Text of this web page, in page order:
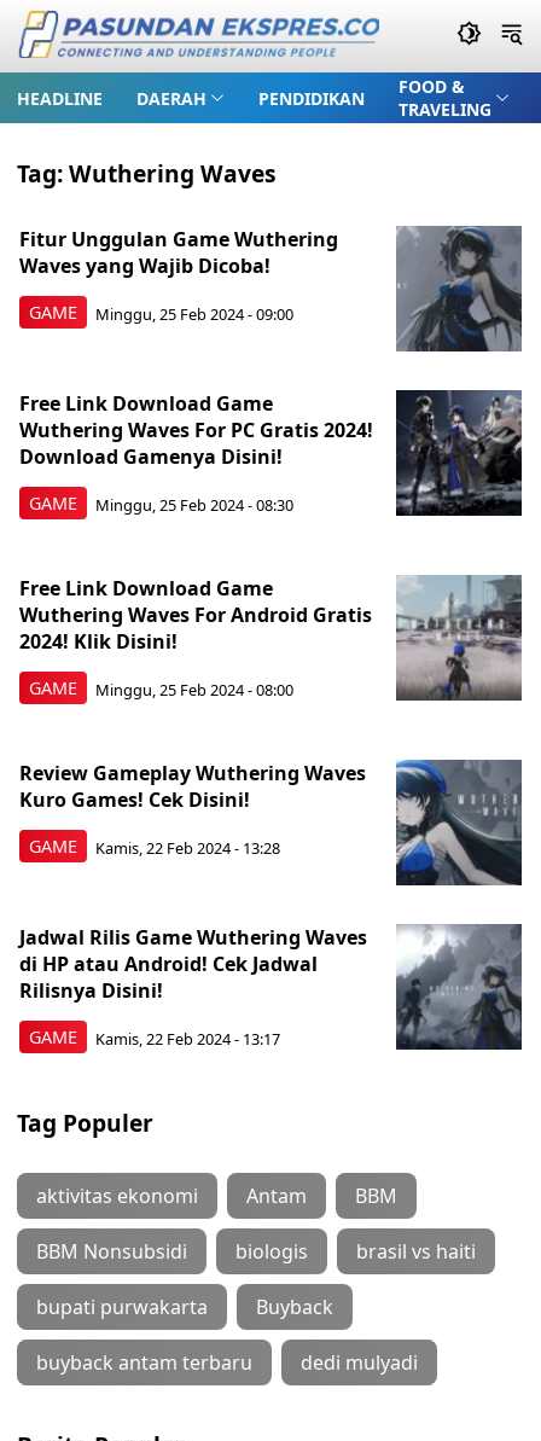
HEADLINE DAERAH PENDIDIKAN
FOOD &
TRAVELING
Tag:Wuthering Waves
GAME
Fitur Unggulan Game Wuthering
Waves yang Wajib Dicoba!
Minggu, 25 Feb 2024 - 09:00
GAME
Free Link Download Game
Wuthering Waves For PC Gratis 2024!
Download Gamenya Disini!
Minggu, 25 Feb 2024 - 08:30
GAME
Free Link Download Game
Wuthering Waves For Android Gratis
2024! Klik Disini!
Minggu, 25 Feb 2024 - 08:00
GAME
Review Gameplay Wuthering Waves
Kuro Games! Cek Disini!
Kamis, 22 Feb 2024 - 13:28
GAME
Jadwal Rilis Game Wuthering Waves
di HP atau Android! Cek Jadwal
Rilisnya Disini!
Kamis, 22 Feb 2024 - 13:17
Tag Populer
aktivitas ekonomi Antam BBM
BBM Nonsubsidi biologis brasil vs haiti
bupati purwakarta Buyback
buyback antam terbaru dedi mulyadi